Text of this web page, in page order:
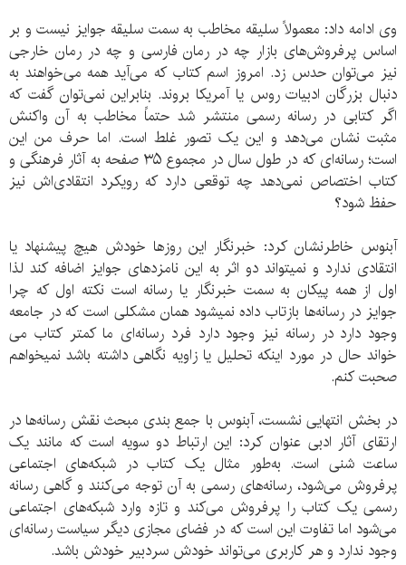
وی ادامه داد: معمولاً سلیقه مخاطب به سمت سلیقه جوایز نیست و بر
اساس پرفروش‌های بازار چه در رمان فارسی و چه در رمان خارجی
نیز می‌توان حدس زد. امروز اسم کتاب که می‌آید همه می‌خواهند به
دنبال بزرگان ادبیات روس یا آمریکا بروند. بنابراین نمی‌توان گفت که
اگر کتابی در رسانه رسمی منتشر شد حتماً مخاطب به آن واکنش
مثبت نشان می‌دهد و این یک تصور غلط است. اما حرف من این
است؛ رسانه‌ای که در طول سال در مجموع ۳۵ صفحه به آثار فرهنگی و
کتاب اختصاص نمی‌دهد چه توقعی دارد که رویکرد انتقادی‌اش نیز
حفظ شود؟
آبنوس خاطرنشان کرد: خبرنگار این روزها خودش هیچ پیشنهاد یا
انتقادی ندارد و نمیتواند دو اثر به این نامزدهای جوایز اضافه کند لذا
اول از همه پیکان به سمت خبرنگار یا رسانه است نکته اول که چرا
جوایز در رسانه‌ها بازتاب داده نمیشود همان مشکلی است که در جامعه
وجود دارد در رسانه نیز وجود دارد فرد رسانه‌ای ما کمتر کتاب می
خواند حال در مورد اینکه تحلیل یا زاویه نگاهی داشته باشد نمیخواهم
صحبت کنم.
در بخش انتهایی نشست، آبنوس با جمع بندی مبحث نقش رسانه‌ها در
ارتقای آثار ادبی عنوان کرد: این ارتباط دو سویه است که مانند یک
ساعت شنی است. به‌طور مثال یک کتاب در شبکه‌های اجتماعی
پرفروش می‌شود، رسانه‌های رسمی به آن توجه می‌کنند و گاهی رسانه
رسمی یک کتاب را پرفروش می‌کند و تازه وارد شبکه‌های اجتماعی
می‌شود اما تفاوت این است که در فضای مجازی دیگر سیاست رسانه‌ای
وجود ندارد و هر کاربری می‌تواند خودش سردبیر خودش باشد.